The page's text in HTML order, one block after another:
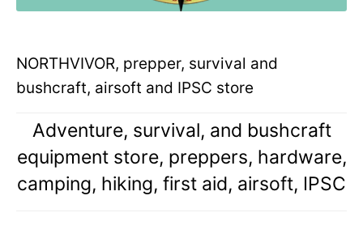
NORTHVIVOR, prepper, survival and
bushcraft, airsoft and IPSC store
Adventure, survival, and bushcraft
equipment store, preppers, hardware,
camping, hiking, first aid, airsoft, IPSC